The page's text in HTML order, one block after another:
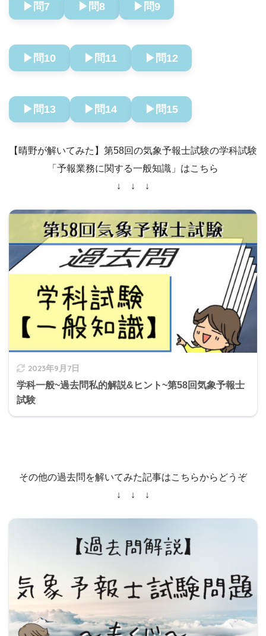
▶︎問7 ▶︎問8 ▶︎問9
▶︎問10 ▶︎問11 ▶︎問12
▶︎問13 ▶︎問14 ▶︎問15
【晴野が解いてみた】第58回の気象予報士試験の学科試験
「予報業務に関する一般知識」はこちら
↓ ↓ ↓
2023年9月7日
学科一般~過去問私的解説&ヒント~第58回気象予報士
試験
その他の過去問を解いてみた記事はこちらからどうぞ
↓ ↓ ↓